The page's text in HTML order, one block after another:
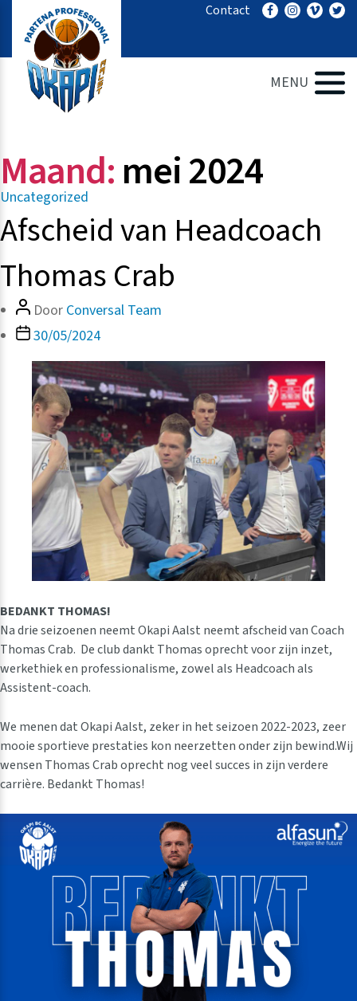
inhoud
Contact
MENU
Maand:mei 2024
Categorieën
Uncategorized
Afscheid van Headcoach
Thomas Crab
Bericht
auteur
Door Conversal Team
Berichtdatum
30/05/2024
BEDANKT THOMAS!
Na drie seizoenen neemt Okapi Aalst neemt afscheid van Coach
Thomas Crab. De club dankt Thomas oprecht voor zijn inzet,
werkethiek en professionalisme, zowel als Headcoach als
Assistent-coach.
We menen dat Okapi Aalst, zeker in het seizoen 2022-2023, zeer
mooie sportieve prestaties kon neerzetten onder zijn bewind.Wij
wensen Thomas Crab oprecht nog veel succes in zijn verdere
carrière. Bedankt Thomas!